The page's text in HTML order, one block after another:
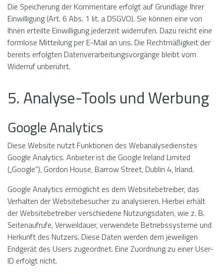
Die Speicherung der Kommentare erfolgt auf Grundlage Ihrer
Einwilligung (Art. 6 Abs. 1 lit. a DSGVO). Sie können eine von
Ihnen erteilte Einwilligung jederzeit widerrufen. Dazu reicht eine
formlose Mitteilung per E-Mail an uns. Die Rechtmäßigkeit der
bereits erfolgten Datenverarbeitungsvorgänge bleibt vom
Widerruf unberührt.
5. Analyse-Tools und Werbung
Google Analytics
Diese Website nutzt Funktionen des Webanalysedienstes
Google Analytics. Anbieter ist die Google Ireland Limited
(„Google“), Gordon House, Barrow Street, Dublin 4, Irland.
Google Analytics ermöglicht es dem Websitebetreiber, das
Verhalten der Websitebesucher zu analysieren. Hierbei erhält
der Websitebetreiber verschiedene Nutzungsdaten, wie z. B.
Seitenaufrufe, Verweildauer, verwendete Betriebssysteme und
Herkunft des Nutzers. Diese Daten werden dem jeweiligen
Endgerät des Users zugeordnet. Eine Zuordnung zu einer User-
ID erfolgt nicht.